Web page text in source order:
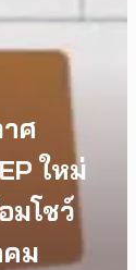
ศ
ใหม่
มโชว์
คม